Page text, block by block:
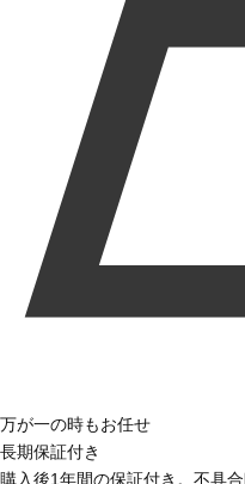
万が一の時もお任せ
長期保証付き
購入後1年間の保証付き。不具